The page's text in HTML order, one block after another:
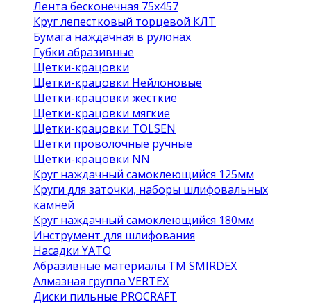
Лента бесконечная 75х457
Круг лепестковый торцевой КЛТ
Бумага наждачная в рулонах
Губки абразивные
Щетки-крацовки
Щетки-крацовки Нейлоновые
Щетки-крацовки жесткие
Щетки-крацовки мягкие
Щетки-крацовки TOLSEN
Щетки проволочные ручные
Щетки-крацовки NN
Круг наждачный самоклеющийся 125мм
Круги для заточки, наборы шлифовальных
камней
Круг наждачный самоклеющийся 180мм
Инструмент для шлифования
Насадки YATO
Абразивные материалы ТМ SMIRDEX
Алмазная группа VERTEX
Диски пильные PROCRAFT